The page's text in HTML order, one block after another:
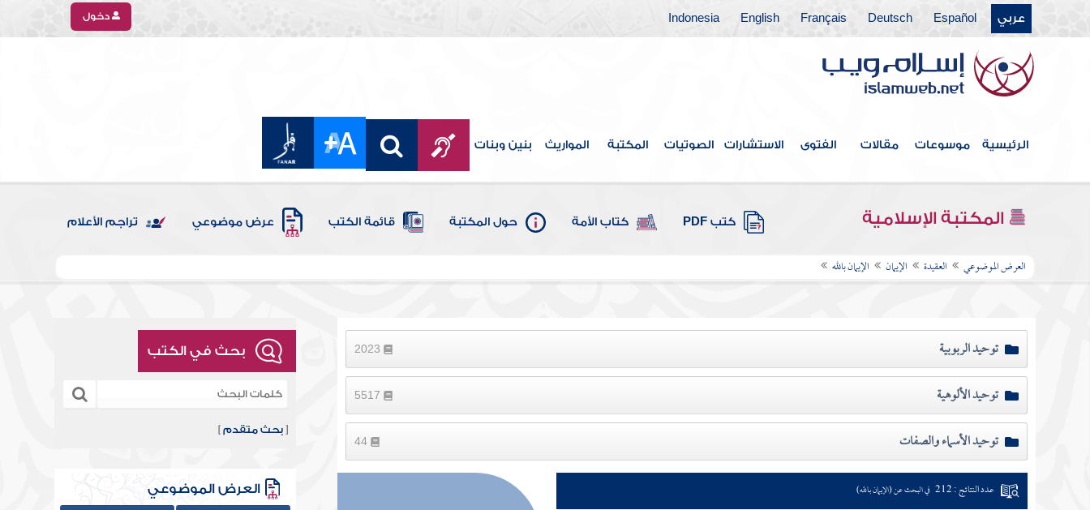
عربي Español
Deutsch
Français
English
Indonesia دخول
الرئيسية موسوعات مقالات الفتوى الاستشارات الصوتيات المكتبة المواريث بنين وبنات
المكتبة الإسلامية كتب PDF كتاب الأمة حول المكتبة قائمة الكتب عرض موضوعي تراجم الأعلام
العرض الموضوعي العقيدة الإيمان الإيمان بالله
توحيد الربوبية
توحيد الألوهية
توحيد الأسماء والصفات 44
عدد النتائج : 212 في البحث عن (الإيمان بالله)
بحث في الكتب
[بحث متقدم ]
العرض الموضوعي